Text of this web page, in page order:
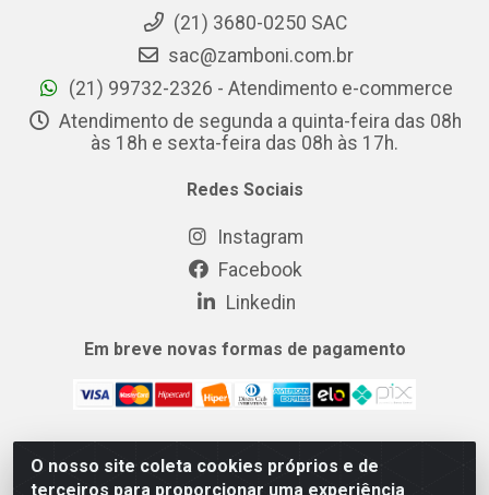
O nosso site coleta cookies próprios e de
terceiros para proporcionar uma experiência
(21) 3680-0250 SAC
sac@zamboni.com.br
(21) 99732-2326 - Atendimento e-commerce
Atendimento de segunda a quinta-feira das 08h
às 18h e sexta-feira das 08h às 17h.
Redes Sociais
Instagram
Facebook
Linkedin
Em breve novas formas de pagamento
MIX CERTO DISTRIBUIDORA DE COSMÉTICOS ALIMENTOS E